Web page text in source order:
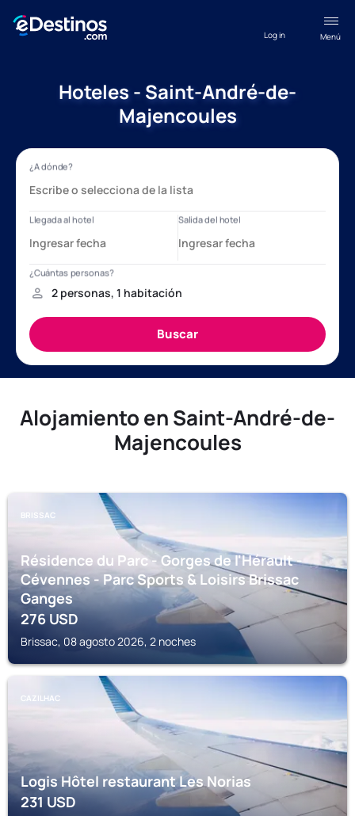
Menú
Log in
Hoteles - Saint-André-de-
Majencoules
Alojamiento en Saint-André-de-
Majencoules
BRISSAC
Résidence du Parc - Gorges de l'Hérault -
Cévennes - Parc Sports & Loisirs Brissac
Ganges
276USD
Brissac, 08 agosto 2026, 2 noches
CAZILHAC
Logis Hôtel restaurant Les Norias
231USD